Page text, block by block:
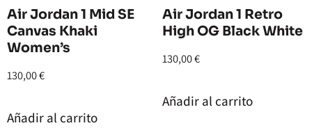
Air Jordan 1 Mid SE
Canvas Khaki
Women’s
130,00€
Añadir al carrito
Air Jordan 1 Retro
High OG Black White
130,00€
Añadir al carrito